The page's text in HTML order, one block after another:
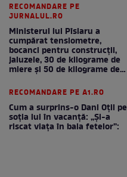
RECOMANDARE PE
JURNALUL.RO
Ministerul lui Pîslaru a
cumpărat tensiometre,
bocanci pentru construcții,
jaluzele, 30 de kilograme de
miere și 50 de kilograme de
RECOMANDARE PE A1.RO
Cum a surprins-o Dani Oțil pe
soția lui în vacanță: „Și-a
riscat viața în baia fetelor”: